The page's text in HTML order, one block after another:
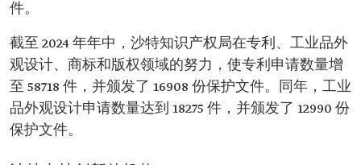
件。
截至 2024 年年中，沙特知识产权局在专利、工业品外
观设计、商标和版权领域的努力，使专利申请数量增
至 58718 件，并颁发了 16908 份保护文件。同年，工业
品外观设计申请数量达到 18275 件，并颁发了 12990 份
保护文件。